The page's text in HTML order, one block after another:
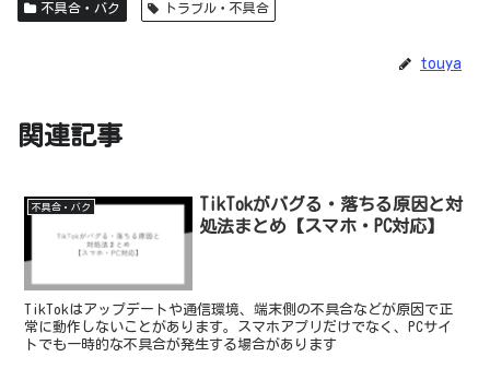
不具合・バク トラブル・不具合
touya
関連記事
不具合・バク
TikTokがバグる・落ちる原因と対
処法まとめ【スマホ・PC対応】
TikTokはアップデートや通信環境、端末側の不具合などが原因で正
常に動作しないことがあります。スマホアプリだけでなく、PCサイ
トでも一時的な不具合が発生する場合があります